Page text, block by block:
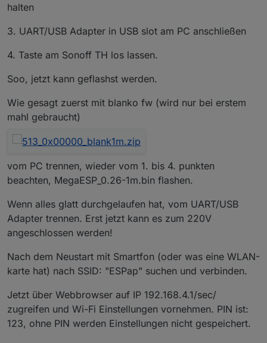
halten
3. UART/USB Adapter in USB slot am PC anschließen
4. Taste am Sonoff TH los lassen.
Soo, jetzt kann geflashst werden.
Wie gesagt zuerst mit blanko fw (wird nur bei erstem
mahl gebraucht)
vom PC trennen, wieder vom 1. bis 4. punkten
beachten, MegaESP_0.26-1m.bin flashen.
Wenn alles glatt durchgelaufen hat, vom UART/USB
Adapter trennen. Erst jetzt kann es zum 220V
angeschlossen werden!
Nach dem Neustart mit Smartfon (oder was eine WLAN-
karte hat) nach SSID: "ESPap" suchen und verbinden.
Jetzt über Webbrowser auf IP 192.168.4.1/sec/
zugreifen und Wi-Fi Einstellungen vornehmen. PIN ist:
123, ohne PIN werden Einstellungen nicht gespeichert.